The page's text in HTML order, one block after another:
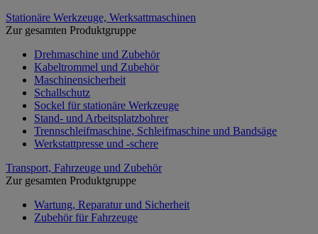
Stationäre Werkzeuge, Werksattmaschinen
Zur gesamten Produktgruppe
Drehmaschine und Zubehör
Kabeltrommel und Zubehör
Maschinensicherheit
Schallschutz
Sockel für stationäre Werkzeuge
Stand- und Arbeitsplatzbohrer
Trennschleifmaschine, Schleifmaschine und Bandsäge
Werkstattpresse und -schere
Transport, Fahrzeuge und Zubehör
Zur gesamten Produktgruppe
Wartung, Reparatur und Sicherheit
Zubehör für Fahrzeuge